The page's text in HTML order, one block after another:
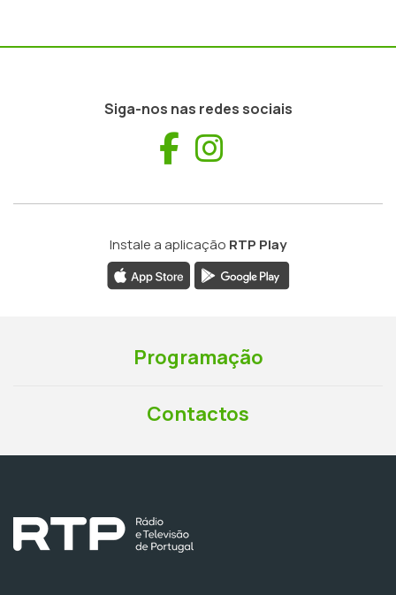
Siga-nos nas redes sociais
Facebook
Instale a aplicação RTP Play
Programação
Contactos